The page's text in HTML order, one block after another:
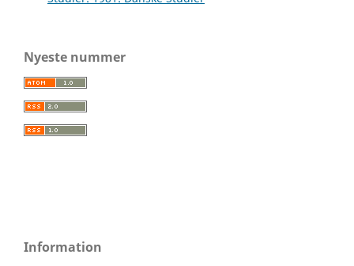
Nyeste nummer
Information